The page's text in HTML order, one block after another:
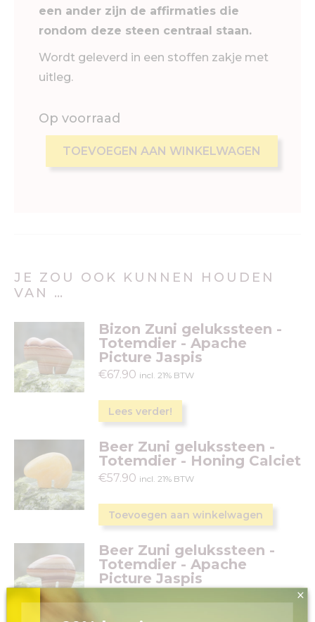
een ander zijn de affirmaties die
rondom deze steen centraal staan.
Wordt geleverd in een stoffen zakje met
uitleg.
Op voorraad
TOEVOEGEN AAN WINKELWAGEN
JE ZOU OOK KUNNEN HOUDEN
VAN …
Bizon Zuni gelukssteen -
Totemdier - Apache
Picture Jaspis
€67.90 incl. 21% BTW
Lees verder!
Beer Zuni gelukssteen -
Totemdier - Honing Calciet
€57.90 incl. 21% BTW
Toevoegen aan winkelwagen
Beer Zuni gelukssteen -
Totemdier - Apache
Picture Jaspis
×